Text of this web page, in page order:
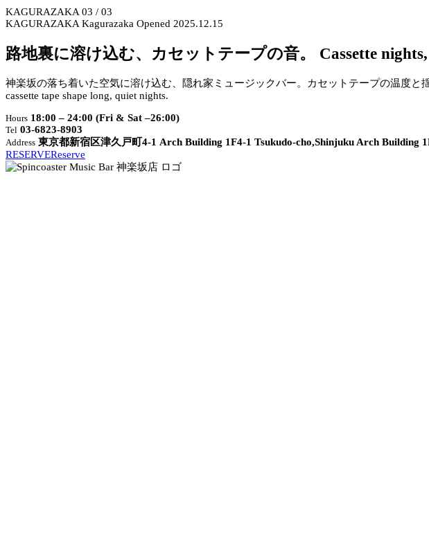
KAGURAZAKA 03 / 03
KAGURAZAKA Kagurazaka Opened 2025.12.15
路地裏に溶け込む、カセットテープの音。 Cassette
神楽坂の落ち着いた空気に溶け込む、隠れ家ミュージックバー。カセットテープの温度と
cassette tape shape long, quiet nights.
Hours 18:00 – 24:00 (Fri & Sat –26:00)
Tel 03-6823-8903
Address 東京都新宿区津久戸町4-1 Arch Building 1F4-1 Tsukudo-cho,Shinjuku Arch Building
RESERVEReserve